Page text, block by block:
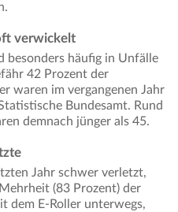
verwickelt
besonders häufig in Unfälle
42 Prozent der
waren im vergangenen Jahr
Bundesamt. Rund
demnach jünger als 45.
Jahr schwer verletzt,
(83 Prozent) der
dem E-Roller unterwegs,